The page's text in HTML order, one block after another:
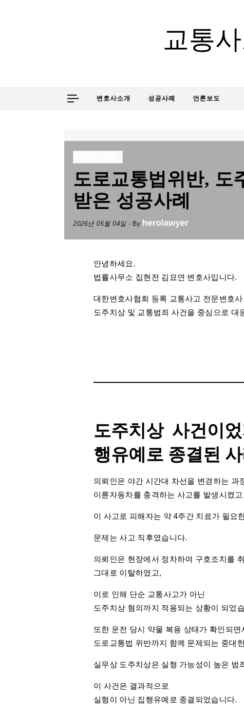
교통
변호사소개 성공사례 언론보도
도로교통법위반, 도
받은 성공사례
2026년 05월 04일 - By herolawyer
안녕하세요.
법률사무소 집현전 김묘연 변호사입니다.
대한변호사협회 등록 교통사고 전문변호사
도주치상 및 교통범죄 사건을 중심으로 대
도주치상 사건이
행유예로 종결된
의뢰인은 야간 시간대 차선을 변경하는 과
이륜자동차를 충격하는 사고를 발생시켰고,
이 사고로 피해자는 약 4주간 치료가 필요
문제는 사고 직후였습니다.
의뢰인은 현장에서 정차하여 구호조치를
그대로 이탈하였고,
이로 인해 단순 교통사고가 아닌
도주치상 혐의까지 적용되는 상황이 되었
또한 운전 당시 약물 복용 상태가 확인되면
도로교통법 위반까지 함께 문제되는 중대
실무상 도주치상은 실형 가능성이 높은 범
이 사건은 결과적으로
실형이 아닌 집행유예로 종결되었습니다.